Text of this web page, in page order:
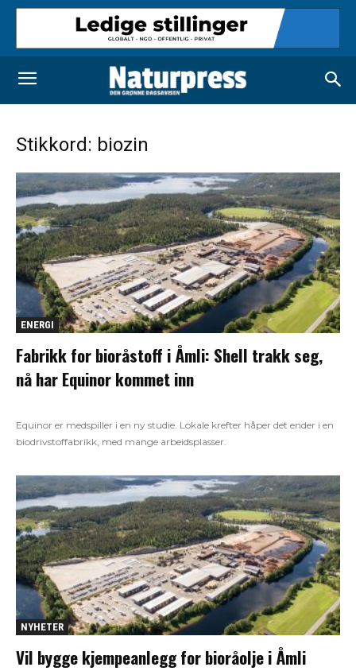
Stikkord: biozin
ENERGI
Fabrikk for bioråstoff i Åmli: Shell trakk seg,
nå har Equinor kommet inn
Equinor er medspiller i en ny studie. Lokale krefter håper det ender i en
biodrivstoffabrikk, med mange arbeidsplasser.
NYHETER
Vil bygge kjempeanlegg for bioråolje i Åmli